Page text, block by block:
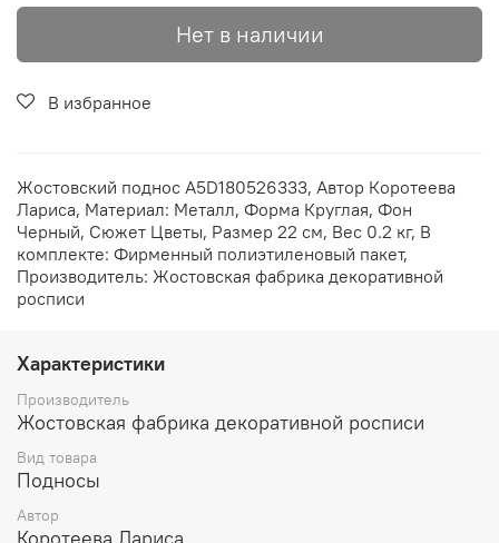
Нет в наличии
В избранное
Жостовский поднос A5D180526333, Автор Коротеева
Лариса, Материал: Металл, Форма Круглая, Фон
Черный, Сюжет Цветы, Размер 22 см, Вес 0.2 кг, В
комплекте: Фирменный полиэтиленовый пакет,
Производитель: Жостовская фабрика декоративной
росписи
Характеристики
Производитель
Жостовская фабрика декоративной росписи
Вид товара
Подносы
Автор